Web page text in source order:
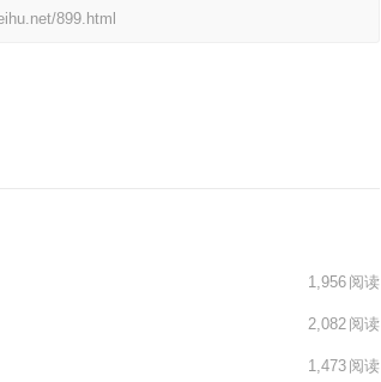
899.html
1,956 阅读
2,082 阅读
1,473 阅读